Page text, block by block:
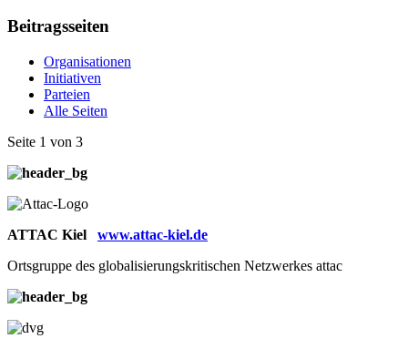
Beitragsseiten
Organisationen
Initiativen
Parteien
Alle Seiten
Seite 1 von 3
ATTAC Kiel
www.attac-kiel.de
Ortsgruppe des globalisierungskritischen Netzwerkes attac